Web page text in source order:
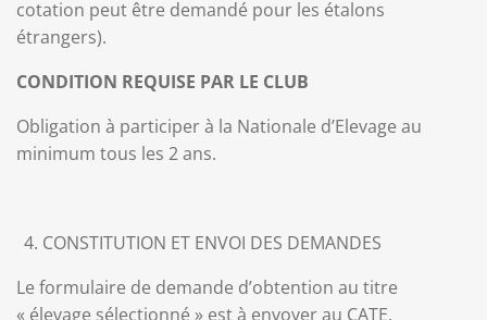
cotation peut être demandé pour les étalons
étrangers).
CONDITION REQUISE PAR LE CLUB
Obligation à participer à la Nationale d’Elevage au
minimum tous les 2 ans.
CONSTITUTION ET ENVOI DES DEMANDES
Le formulaire de demande d’obtention au titre
« élevage sélectionné » est à envoyer au CATE.